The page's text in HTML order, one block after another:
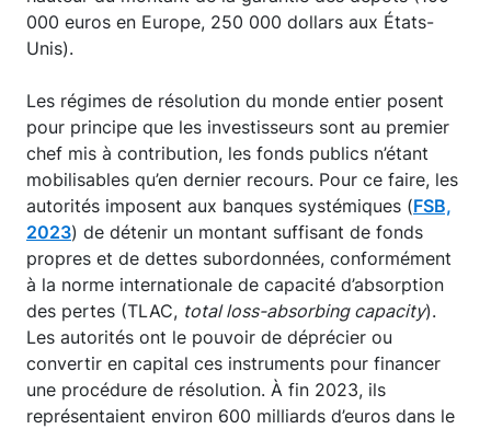
000 euros en Europe, 250 000 dollars aux États-
Unis).
Les régimes de résolution du monde entier posent
pour principe que les investisseurs sont au premier
chef mis à contribution, les fonds publics n’étant
mobilisables qu’en dernier recours. Pour ce faire, les
autorités imposent aux banques systémiques (FSB,
2023) de détenir un montant suffisant de fonds
propres et de dettes subordonnées, conformément
à la norme internationale de capacité d’absorption
des pertes (TLAC, total loss-absorbing capacity).
Les autorités ont le pouvoir de déprécier ou
convertir en capital ces instruments pour financer
une procédure de résolution. À fin 2023, ils
représentaient environ 600 milliards d’euros dans le